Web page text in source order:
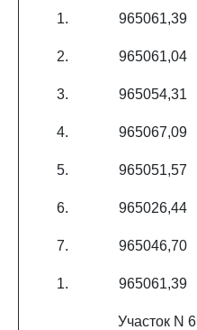
1. 965061,39
2. 965061,04
3. 965054,31
4. 965067,09
5. 965051,57
6. 965026,44
7. 965046,70
1. 965061,39
Участок N 6